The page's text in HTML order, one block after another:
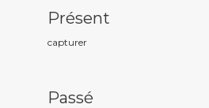
Présent
capturer
Passé